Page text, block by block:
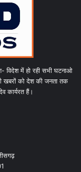
विदेश में हो रही सभी घटनाओ
खबरों को देश की जनता तक
कार्यरत हैं।